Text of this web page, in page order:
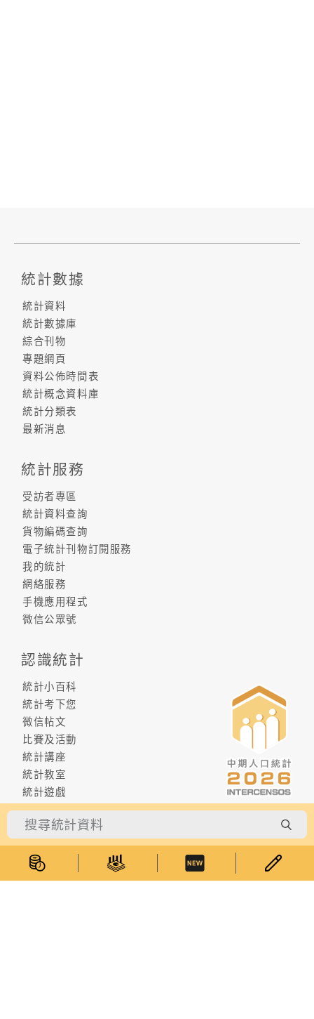
統計數據
統計資料
統計數據庫
綜合刊物
專題網頁
資料公佈時間表
統計概念資料庫
統計分類表
最新消息
統計服務
受訪者專區
統計資料查詢
貨物編碼查詢
電子統計刊物訂閱服務
我的統計
網絡服務
手機應用程式
微信公眾號
認識統計
統計小百科
統計考下您
微信帖文
比賽及活動
統計講座
統計教室
統計遊戲
關於我們
統計暨普查局介紹
澳門資料統計體系